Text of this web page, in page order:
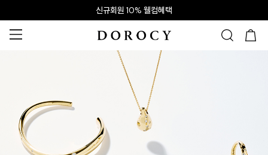
신규회원 10% 웰컴혜택